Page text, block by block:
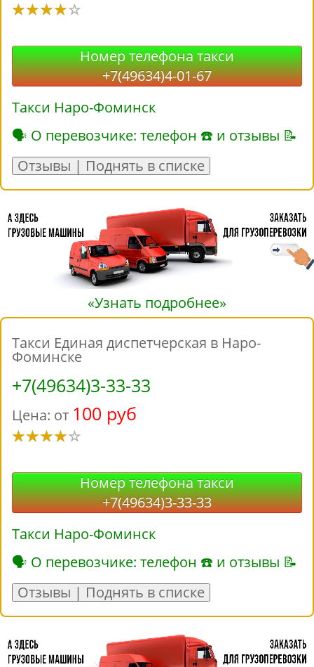
Номер телефона такси
+7(49634)4-01-67
Такси Наро-Фоминск
🗣 О перевозчике: телефон ☎ и отзывы 📝
Отзывы | Поднять в списке
«Узнать подробнее»
Такси Единая диспетчерская в Наро-
Фоминске
+7(49634)3-33-33
Цена: от 100 руб
Номер телефона такси
+7(49634)3-33-33
Такси Наро-Фоминск
🗣 О перевозчике: телефон ☎ и отзывы 📝
Отзывы | Поднять в списке